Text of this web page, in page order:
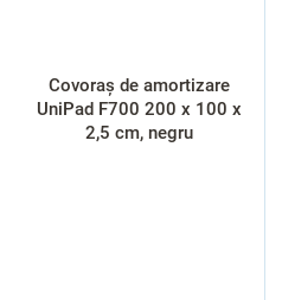
Covoraș de amortizare
UniPad F700 200 x 100 x
2,5 cm, negru